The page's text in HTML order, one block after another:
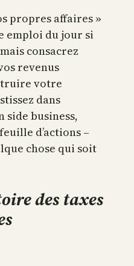
propres affaires »
emploi du jour si
consacrez
revenus
votre
dans
side business,
d’actions –
chose qui soit
des taxes